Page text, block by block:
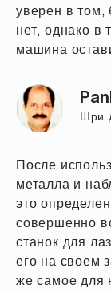
уверен в
нет, однако в
машина
Шри
После
металла и
это
совершенно
станок для
его на своем
же самое для